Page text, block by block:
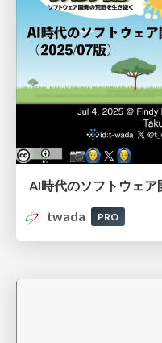
twada
PRO